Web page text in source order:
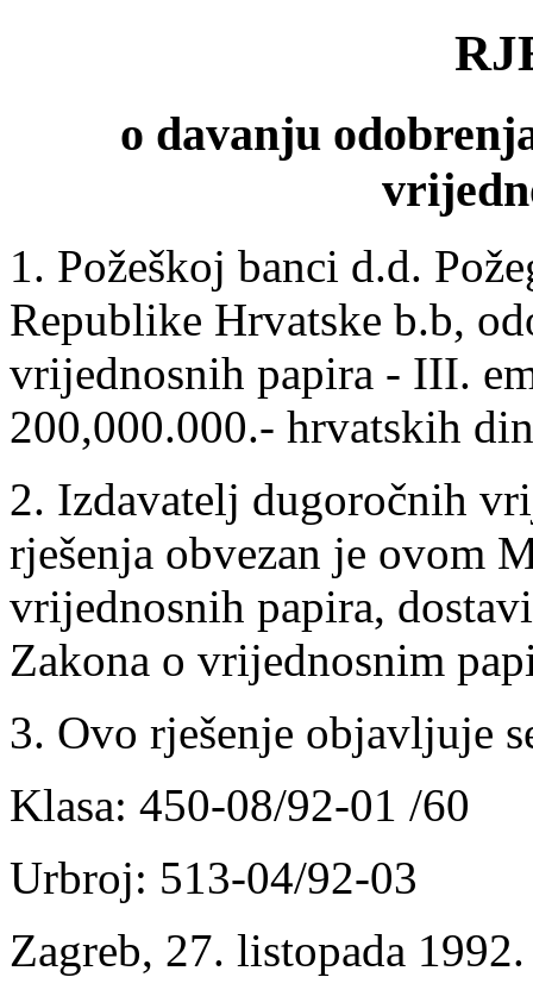
o davanju
1. Požeškoj banci d.d.
Republike Hrvatske b.b,
vrijednosnih papira - III.
200,000.000.- hrvatskih
2. Izdavatelj dugoročnih
rješenja obvezan je ovom
vrijednosnih papira,
Zakona o vrijednosnim
3. Ovo rješenje objavljuje
Klasa: 450-08/92-01 /60
Urbroj: 513-04/92-03
Zagreb, 27. listopada 1992.